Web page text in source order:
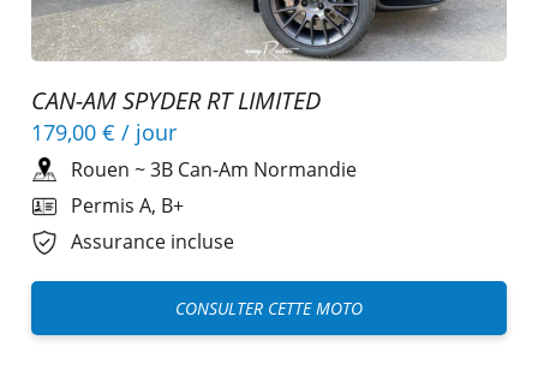
CAN-AM SPYDER RT LIMITED
179,00 € / jour
Rouen ~3B Can-Am Normandie
Permis A, B+
Assurance incluse
CONSULTER CETTE MOTO